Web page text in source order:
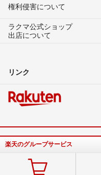
権利侵害について
ラクマ公式ショップ
出店について
リンク
楽天のグループサービス